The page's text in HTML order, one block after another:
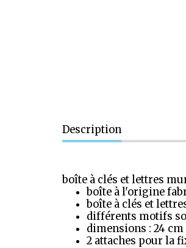
Description
boîte à clés et lettres
boîte à l'origine
boîte à clés et
différents motifs
dimensions : 24
2 attaches pour la